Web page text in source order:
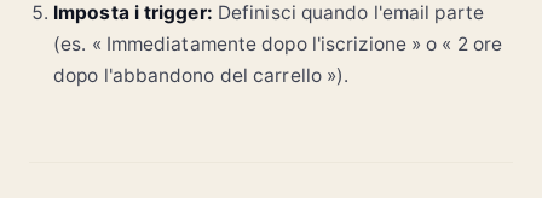
Imposta i trigger: Definisci quando l'email parte
(es. « Immediatamente dopo l'iscrizione » o « 2 ore
dopo l'abbandono del carrello »).